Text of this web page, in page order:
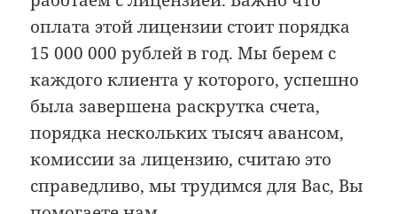
оплата этой лицензии стоит порядка
15 000 000 рублей в год. Мы берем с
каждого клиента у которого, успешно
была завершена раскрутка счета,
порядка нескольких тысяч авансом,
комиссии за лицензию, считаю это
справедливо, мы трудимся для Вас, Вы